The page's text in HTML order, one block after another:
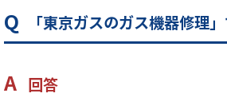
「東京ガスのガス機器修理
回答